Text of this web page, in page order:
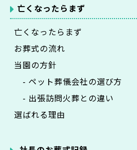
亡くなったらまず
亡くなったらまず
お葬式の流れ
当園の方針
- ペット葬儀会社の選び方
- 出張訪問火葬との違い
選ばれる理由